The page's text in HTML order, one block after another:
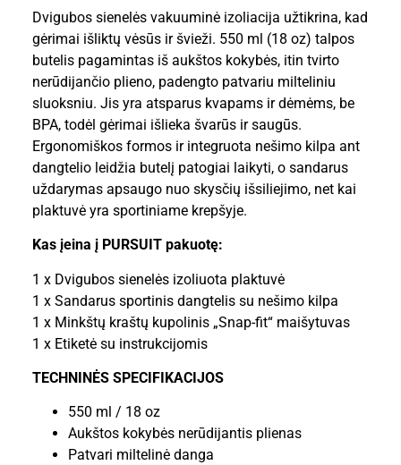
Dvigubos sienelės vakuuminė izoliacija užtikrina, kad
gėrimai išliktų vėsūs ir švieži. 550 ml (18 oz) talpos
butelis pagamintas iš aukštos kokybės, itin tvirto
nerūdijančio plieno, padengto patvariu milteliniu
sluoksniu. Jis yra atsparus kvapams ir dėmėms, be
BPA, todėl gėrimai išlieka švarūs ir saugūs.
Ergonomiškos formos ir integruota nešimo kilpa ant
dangtelio leidžia butelį patogiai laikyti, o sandarus
uždarymas apsaugo nuo skysčių išsiliejimo, net kai
plaktuvė yra sportiniame krepšyje.
Kas įeina į PURSUIT pakuotę:
1 x Dvigubos sienelės izoliuota plaktuvė
1 x Sandarus sportinis dangtelis su nešimo kilpa
1 x Minkštų kraštų kupolinis „Snap-fit“ maišytuvas
1 x Etiketė su instrukcijomis
TECHNINĖS SPECIFIKACIJOS
550 ml / 18 oz
Aukštos kokybės nerūdijantis plienas
Patvari miltelinė danga